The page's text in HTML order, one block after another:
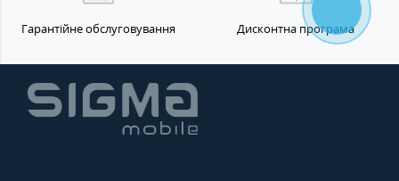
Гарантійне обслуговування Дисконтна програма